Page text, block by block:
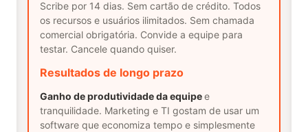
Scribe por 14 dias. Sem cartão de crédito. Todos
os recursos e usuários ilimitados. Sem chamada
comercial obrigatória. Convide a equipe para
testar. Cancele quando quiser.
Resultados de longo prazo
Ganho de produtividade da equipee
tranquilidade. Marketing e TI gostam de usar um
software que economiza tempo e simplesmente